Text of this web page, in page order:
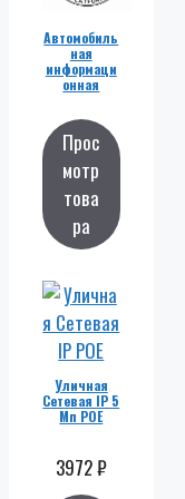
Автомобиль
ная
информаци
онная
Прос
мотр
това
ра
Уличная
Сетевая IP 5
Мп POE
3972₽